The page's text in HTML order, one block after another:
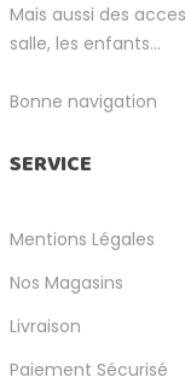
Mais aussi des
salle, les enfants...
Bonne navigation
SERVICE
Mentions Légales
Nos Magasins
Livraison
Paiement Sécurisé